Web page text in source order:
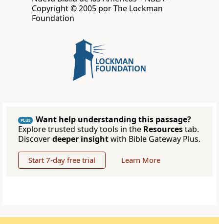
Copyright © 2005 por The Lockman
Foundation
PLUS
Want help understanding this passage?
Explore trusted study tools in the Resourcestab.
Discoverdeeper insightwith Bible Gateway Plus.
Start 7-day free trial Learn More